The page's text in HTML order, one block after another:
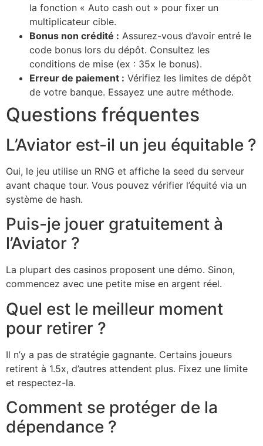
la fonction « Auto cash out » pour fixer un
multiplicateur cible.
Bonus non crédité : Assurez-vous d’avoir entré le
code bonus lors du dépôt. Consultez les
conditions de mise (ex : 35x le bonus).
Erreur de paiement : Vérifiez les limites de dépôt
de votre banque. Essayez une autre méthode.
Questions fréquentes
L’Aviator est-il un jeu équitable ?
Oui, le jeu utilise un RNG et affiche la seed du serveur
avant chaque tour. Vous pouvez vérifier l’équité via un
système de hash.
Puis-je jouer gratuitement à
l’Aviator ?
La plupart des casinos proposent une démo. Sinon,
commencez avec une petite mise en argent réel.
Quel est le meilleur moment
pour retirer ?
Il n’y a pas de stratégie gagnante. Certains joueurs
retirent à 1.5x, d’autres attendent plus. Fixez une limite
et respectez-la.
Comment se protéger de la
dépendance ?